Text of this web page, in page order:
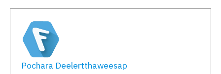
Pochara Deelertthaweesap